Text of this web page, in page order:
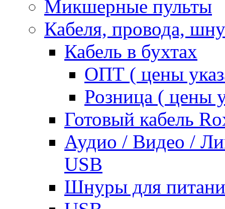
Микшерные пульты
Кабеля, провода,
Кабель в бухтах
ОПТ ( цены
Розница ( цены
Готовый кабель
Аудио / Видео /
USB
Шнуры для